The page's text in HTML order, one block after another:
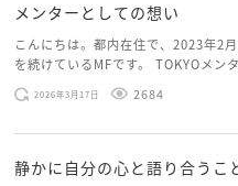
メンターとしての想い
こんにちは。都内在住で、2023年2
を続けているMFです。 TOKYOメン
げたいという想いから、勇気を出し
稿してみようと思います。少し自分の
2026年3月17日 2684
静かに自分の心と語り合うこ